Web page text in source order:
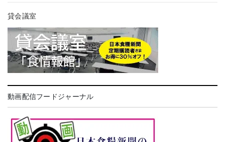
貸会議室
動画配信フードジャーナル